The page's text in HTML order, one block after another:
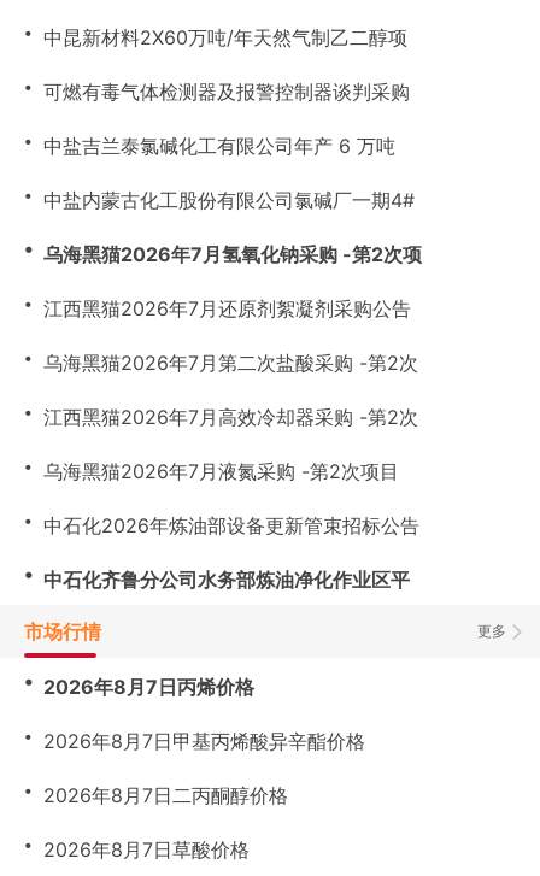
・ 中昆新材料2X60万吨/年天然气制乙二醇项
・ 可燃有毒气体检测器及报警控制器谈判采购
・ 中盐吉兰泰氯碱化工有限公司年产 6 万吨
・ 中盐内蒙古化工股份有限公司氯碱厂一期4#
・ 乌海黑猫2026年7月氢氧化钠采购 -第2次项
・ 江西黑猫2026年7月还原剂絮凝剂采购公告
・ 乌海黑猫2026年7月第二次盐酸采购 -第2次
・ 江西黑猫2026年7月高效冷却器采购 -第2次
・ 乌海黑猫2026年7月液氮采购 -第2次项目
・ 中石化2026年炼油部设备更新管束招标公告
・ 中石化齐鲁分公司水务部炼油净化作业区平
更多
市场行情
・ 2026年8月7日丙烯价格
・ 2026年8月7日甲基丙烯酸异辛酯价格
・ 2026年8月7日二丙酮醇价格
・ 2026年8月7日草酸价格